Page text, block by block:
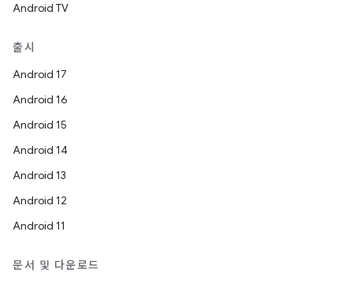
Android TV
출시
Android 17
Android 16
Android 15
Android 14
Android 13
Android 12
Android 11
문서 및 다운로드